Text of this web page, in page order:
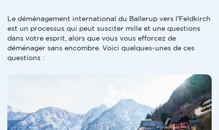
Le déménagement international du Ballerup vers l'Feldkirch
est un processus qui peut susciter mille et une questions
dans votre esprit, alors que vous vous efforcez de
déménager sans encombre. Voici quelques-unes de ces
questions :